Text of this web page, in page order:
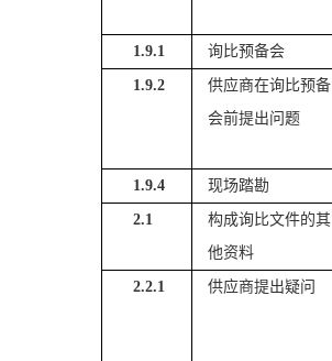
1.9.1 询比预备会
1.9.2 供应商在询比预备
会前提出问题
1.9.4 现场踏勘
2.1 构成询比文件的其
他资料
2.2.1 供应商提出疑问